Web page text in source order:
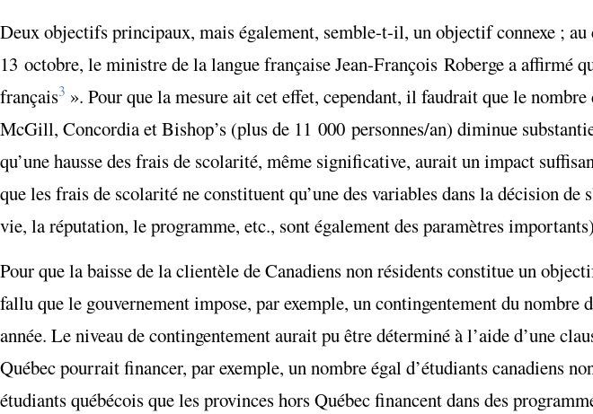
Deux objectifs principaux, mais également, semble-t-il, un objectif connexe ; au
13 octobre, le ministre de la langue française Jean-François Roberge a affirmé
français3 ». Pour que la mesure ait cet effet, cependant, il faudrait que le
McGill, Concordia et Bishop’s (plus de 11 000 personnes/an) diminue
qu’une hausse des frais de scolarité, même significative, aurait un impact
que les frais de scolarité ne constituent qu’une des variables dans la décision
vie, la réputation, le programme, etc., sont également des paramètres
Pour que la baisse de la clientèle de Canadiens non résidents constitue un
fallu que le gouvernement impose, par exemple, un contingentement du nombre
année. Le niveau de contingentement aurait pu être déterminé à l’aide d’une
Québec pourrait financer, par exemple, un nombre égal d’étudiants canadiens
étudiants québécois que les provinces hors Québec financent dans des